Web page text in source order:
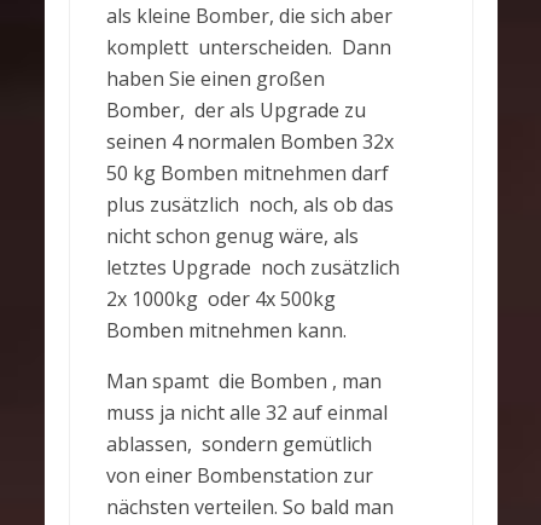
als kleine Bomber, die sich aber
komplett unterscheiden. Dann
haben Sie einen großen
Bomber, der als Upgrade zu
seinen 4 normalen Bomben 32x
50 kg Bomben mitnehmen darf
plus zusätzlich noch, als ob das
nicht schon genug wäre, als
letztes Upgrade noch zusätzlich
2x 1000kg oder 4x 500kg
Bomben mitnehmen kann.
Man spamt die Bomben , man
muss ja nicht alle 32 auf einmal
ablassen, sondern gemütlich
von einer Bombenstation zur
nächsten verteilen. So bald man